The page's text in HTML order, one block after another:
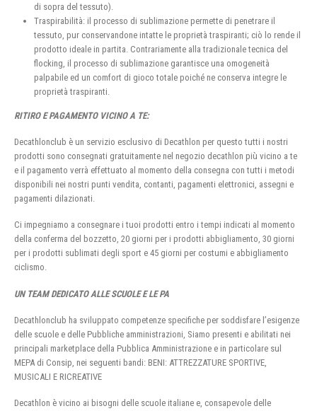
di sopra del tessuto).
Traspirabilità: il processo di sublimazione permette di penetrare il
tessuto, pur conservandone intatte le proprietà traspiranti; ciò lo rende il
prodotto ideale in partita. Contrariamente alla tradizionale tecnica del
flocking, il processo di sublimazione garantisce una omogeneità
palpabile ed un comfort di gioco totale poiché ne conserva integre le
proprietà traspiranti.
RITIRO E PAGAMENTO VICINO A TE:
Decathlonclub è un servizio esclusivo di Decathlon per questo tutti i nostri
prodotti sono consegnati gratuitamente nel negozio decathlon più vicino a te
e il pagamento verrà effettuato al momento della consegna con tutti i metodi
disponibili nei nostri punti vendita, contanti, pagamenti elettronici, assegni e
pagamenti dilazionati.
Ci impegniamo a consegnare i tuoi prodotti entro i tempi indicati al momento
della conferma del bozzetto, 20 giorni per i prodotti abbigliamento, 30 giorni
per i prodotti sublimati degli sport e 45 giorni per costumi e abbigliamento
ciclismo.
UN TEAM DEDICATO ALLE SCUOLE E LE PA
Decathlonclub ha sviluppato competenze specifiche per soddisfare l’esigenze
delle scuole e delle Pubbliche amministrazioni, Siamo presenti e abilitati nei
principali marketplace della Pubblica Amministrazione e in particolare sul
MEPA di Consip, nei seguenti bandi: BENI: ATTREZZATURE SPORTIVE,
MUSICALI E RICREATIVE
Decathlon è vicino ai bisogni delle scuole italiane e, consapevole delle